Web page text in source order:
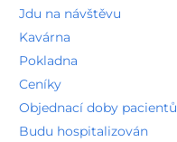
Jdu na návštěvu
Kavárna
Pokladna
Ceníky
Objednací doby pacientů
Budu hospitalizován